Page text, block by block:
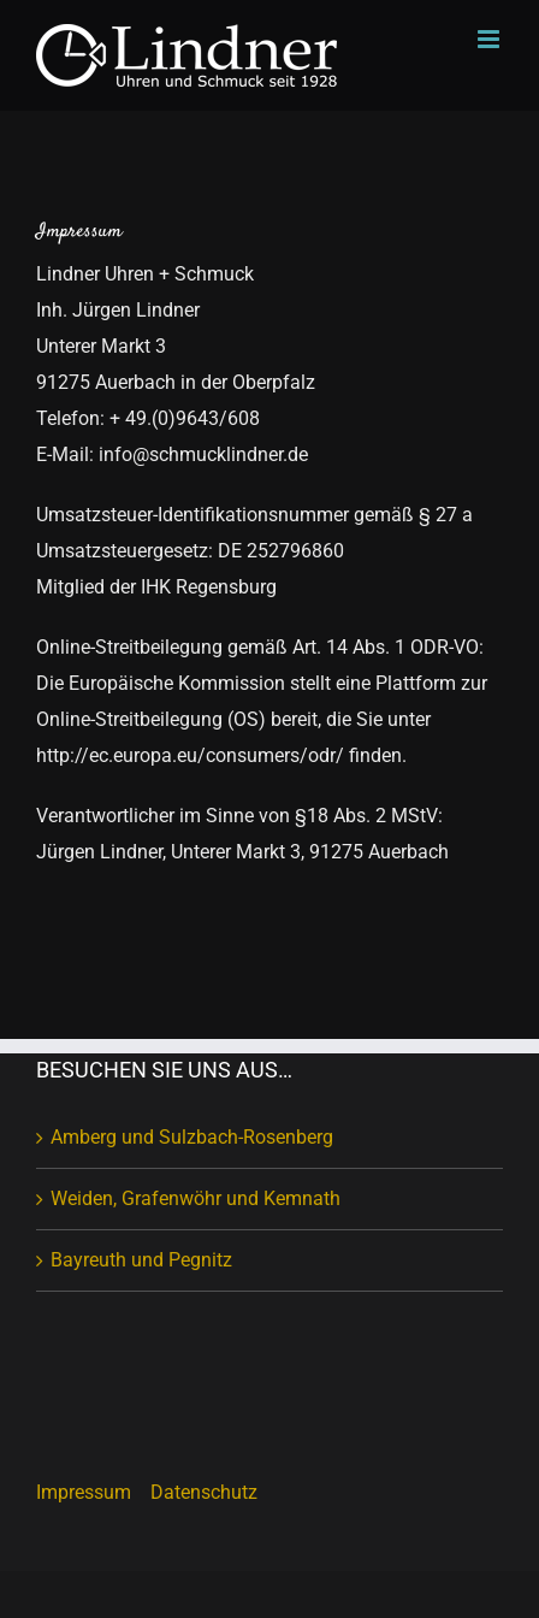
Inhalt
springen
Impressum
Lindner Uhren + Schmuck
Inh. Jürgen Lindner
Unterer Markt 3
91275 Auerbach in der Oberpfalz
Telefon: + 49.(0)9643/608
E-Mail: info@schmucklindner.de
Umsatzsteuer-Identifikationsnummer gemäß § 27 a
Umsatzsteuergesetz: DE 252796860
Mitglied der IHK Regensburg
Online-Streitbeilegung gemäß Art. 14 Abs. 1 ODR-VO:
Die Europäische Kommission stellt eine Plattform zur
Online-Streitbeilegung (OS) bereit, die Sie unter
http://ec.europa.eu/consumers/odr/ finden.
Verantwortlicher im Sinne von §18 Abs. 2 MStV:
Jürgen Lindner, Unterer Markt 3, 91275 Auerbach
BESUCHEN SIE UNS AUS…
Amberg und Sulzbach-Rosenberg
Weiden, Grafenwöhr und Kemnath
Bayreuth und Pegnitz
Impressum Datenschutz